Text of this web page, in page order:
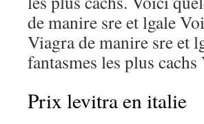
de manire sre et lgale
Viagra de manire sre et
fantasmes les plus
Prix levitra en italie